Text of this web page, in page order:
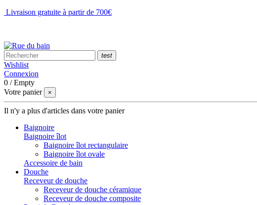
Livraison gratuite à partir de 700€
test
Wishlist
Connexion
0 /Empty
Votre panier
×
Il n'y a plus d'articles dans votre panier
Baignoire
Baignoire îlot
Baignoire îlot rectangulaire
Baignoire îlot ovale
Accessoire de bain
Douche
Receveur de douche
Receveur de douche céramique
Receveur de douche composite